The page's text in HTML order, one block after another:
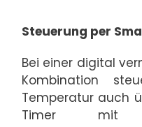
Steuerung per
Bei einer digital
Kombination
Temperatur auch
Timer mit